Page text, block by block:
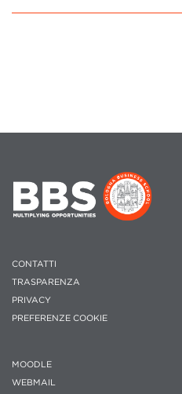
CONTATTI
TRASPARENZA
PRIVACY
PREFERENZE COOKIE
MOODLE
WEBMAIL